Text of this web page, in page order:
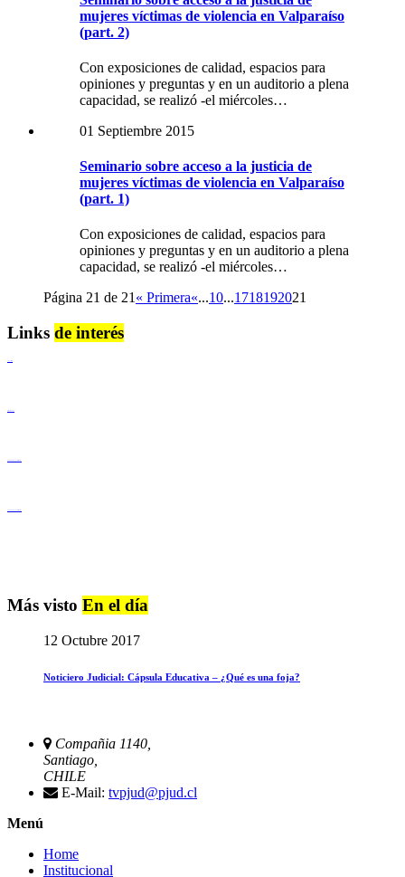
mujeres víctimas de violencia en Valparaíso
(part. 2)
Con exposiciones de calidad, espacios para
opiniones y preguntas y en un auditorio a plena
capacidad, se realizó -el miércoles…
01 Septiembre 2015
Seminario sobre acceso a la justicia de
mujeres víctimas de violencia en Valparaíso
(part. 1)
Con exposiciones de calidad, espacios para
opiniones y preguntas y en un auditorio a plena
capacidad, se realizó -el miércoles…
Página 21 de 21« Primera«...10...1718192021
Links de interés
Más visto En el día
12 Octubre 2017
Noticiero Judicial: Cápsula Educativa – ¿Qué es una foja?
Compañia 1140,
Santiago,
CHILE
E-Mail: tvpjud@pjud.cl
Menú
Home
Institucional